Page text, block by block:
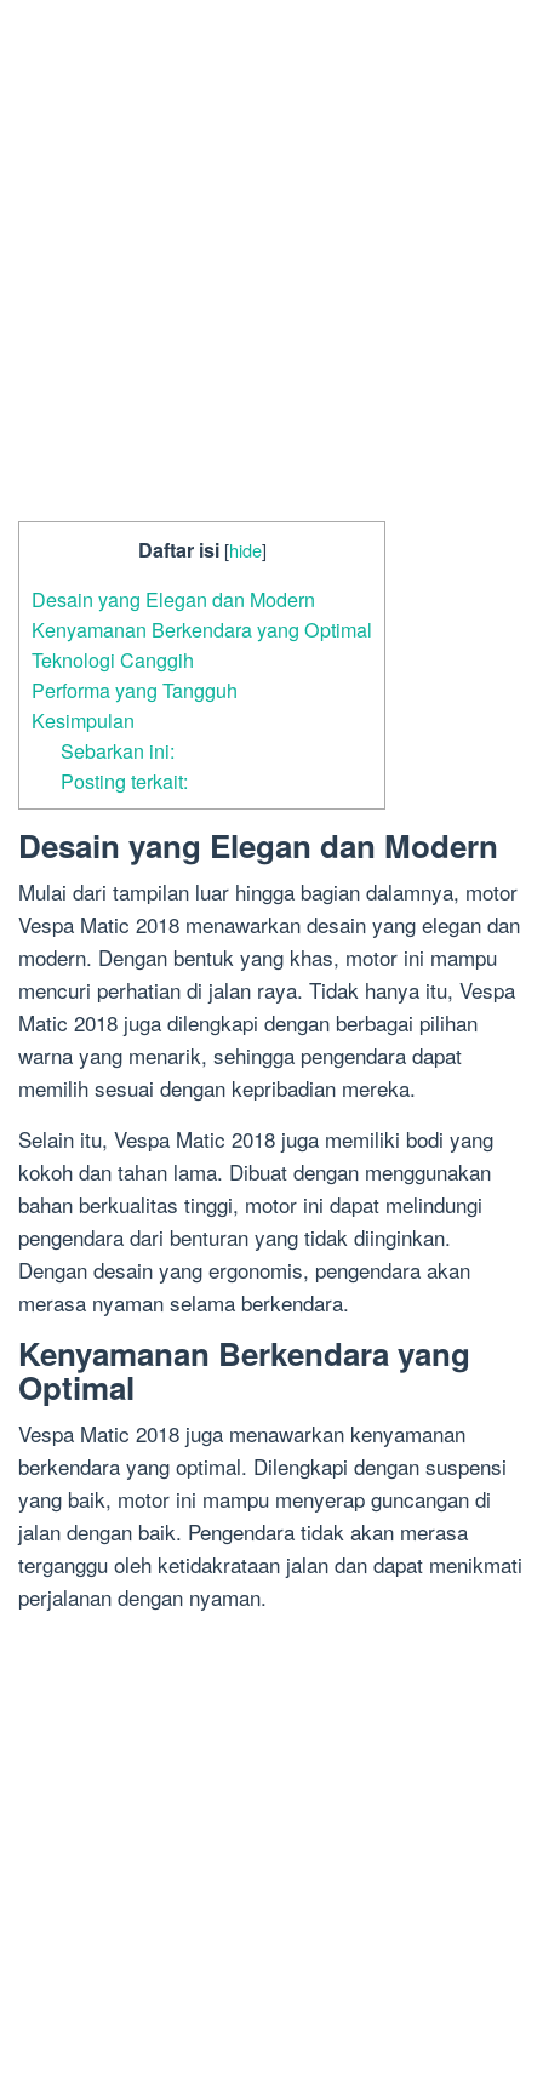
Daftar isi [hide]
Desain yang Elegan dan Modern
Kenyamanan Berkendara yang Optimal
Teknologi Canggih
Performa yang Tangguh
Kesimpulan
Sebarkan ini:
Posting terkait:
Desain yang Elegan dan Modern
Mulai dari tampilan luar hingga bagian dalamnya, motor
Vespa Matic 2018 menawarkan desain yang elegan dan
modern. Dengan bentuk yang khas, motor ini mampu
mencuri perhatian di jalan raya. Tidak hanya itu, Vespa
Matic 2018 juga dilengkapi dengan berbagai pilihan
warna yang menarik, sehingga pengendara dapat
memilih sesuai dengan kepribadian mereka.
Selain itu, Vespa Matic 2018 juga memiliki bodi yang
kokoh dan tahan lama. Dibuat dengan menggunakan
bahan berkualitas tinggi, motor ini dapat melindungi
pengendara dari benturan yang tidak diinginkan.
Dengan desain yang ergonomis, pengendara akan
merasa nyaman selama berkendara.
Kenyamanan Berkendara yang
Optimal
Vespa Matic 2018 juga menawarkan kenyamanan
berkendara yang optimal. Dilengkapi dengan suspensi
yang baik, motor ini mampu menyerap guncangan di
jalan dengan baik. Pengendara tidak akan merasa
terganggu oleh ketidakrataan jalan dan dapat menikmati
perjalanan dengan nyaman.